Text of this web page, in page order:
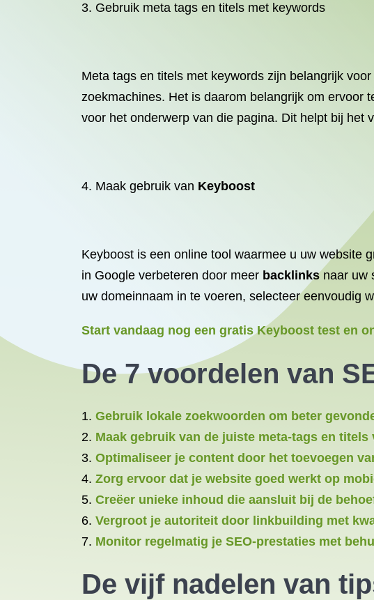
3. Gebruik meta tags en titels met keywords
Meta tags en titels met keywords zijn belangrijk
zoekmachines. Het is daarom belangrijk om ervoor
voor het onderwerp van die pagina. Dit helpt bij het
4. Maak gebruik van Keyboost
Keyboost is een online tool waarmee u uw website
in Google verbeteren door meer backlinksnaar uw
uw domeinnaam in te voeren, selecteer eenvoudig
Start vandaag nog een gratis Keyboost test en
De 7 voordelen van
Gebruik lokale zoekwoorden om beter
Maak gebruik van de juiste meta-tags en
Optimaliseer je content door het toevoegen
Zorg ervoor dat je website goed werkt op
Creëer unieke inhoud die aansluit bij de
Vergroot je autoriteit door linkbuilding met
Monitor regelmatig je SEO-prestaties met
De vijf nadelen van